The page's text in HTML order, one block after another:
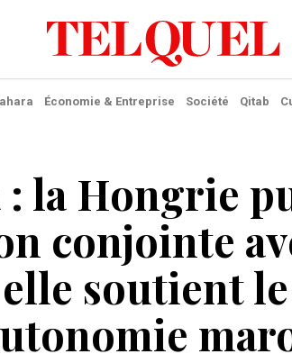
Économie & Entreprise Société Qitab
: la Hongrie
conjointe
soutient